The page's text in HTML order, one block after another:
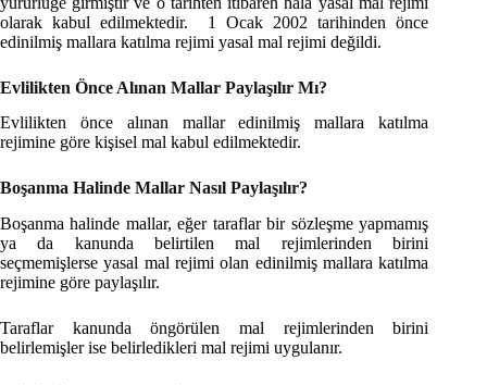
olarak kabul edilmektedir. 1 Ocak 2002 tarihinden önce
edinilmiş mallara katılma rejimi yasal mal rejimi değildi.
Evlilikten Önce Alınan Mallar Paylaşılır Mı?
Evlilikten önce alınan mallar edinilmiş mallara katılma
rejimine göre kişisel mal kabul edilmektedir.
Boşanma Halinde Mallar Nasıl Paylaşılır?
Boşanma halinde mallar, eğer taraflar bir sözleşme yapmamış
ya da kanunda belirtilen mal rejimlerinden birini
seçmemişlerse yasal mal rejimi olan edinilmiş mallara katılma
rejimine göre paylaşılır.
Taraflar kanunda öngörülen mal rejimlerinden birini
belirlemişler ise belirledikleri mal rejimi uygulanır.